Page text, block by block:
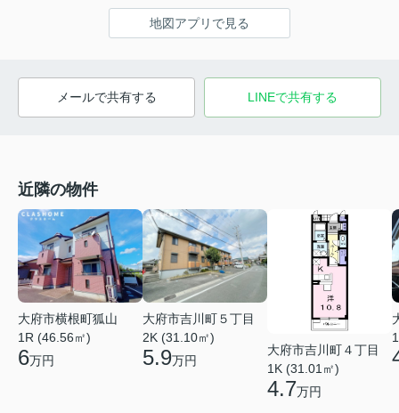
地図アプリで見る
メールで共有する LINEで共有する
近隣の物件
大府市横根町狐山
1R (46.56㎡)
6万円
大府市吉川町５丁目
2K (31.10㎡)
5.9万円
大府市吉川町４丁目
1K (31.01㎡)
4.7万円